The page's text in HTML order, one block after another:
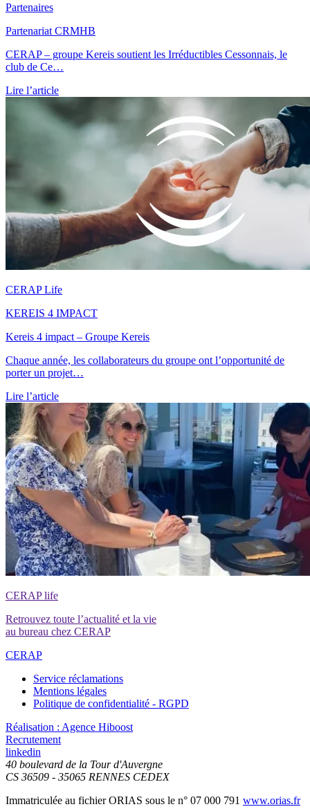
Partenaires
Partenariat CRMHB
CERAP – groupe Kereis soutient les Irréductibles Cessonnais, le
club de Ce…
Lire l’article
CERAP Life
KEREIS 4 IMPACT
Kereis 4 impact – Groupe Kereis
Chaque année, les collaborateurs du groupe ont l’opportunité de
porter un projet…
Lire l’article
CERAP life
Retrouvez toute l’actualité et la vie
au bureau chez CERAP
CERAP
Service réclamations
Mentions légales
Politique de confidentialité - RGPD
Réalisation : Agence Hiboost
Recrutement
linkedin
40 boulevard de la Tour d'Auvergne
CS 36509 - 35065 RENNES CEDEX
Immatriculée au fichier ORIAS sous le n° 07 000 791 www.orias.fr